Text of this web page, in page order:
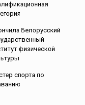
Белорусский
физической
спорта по